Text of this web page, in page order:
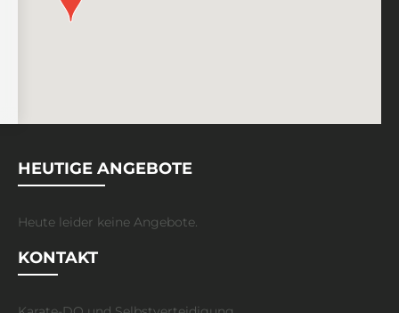
HEUTIGE ANGEBOTE
Heute leider keine Angebote.
KONTAKT